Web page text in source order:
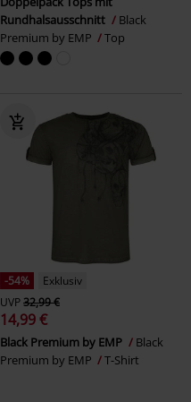
Rundhalsausschnitt
Black
Premium by EMP
Top
-54%
Exklusiv
UVP32,99 €
14,99 €
Black Premium by EMP
Black
Premium by EMP
T-Shirt